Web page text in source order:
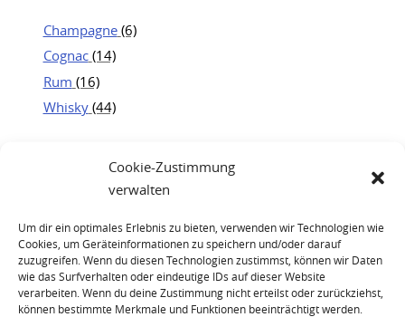
Cookie-Zustimmung
verwalten
Um dir ein optimales Erlebnis zu bieten, verwenden wir Technologien wie
Cookies, um Geräteinformationen zu speichern und/oder darauf
zuzugreifen. Wenn du diesen Technologien zustimmst, können wir Daten
wie das Surfverhalten oder eindeutige IDs auf dieser Website
verarbeiten. Wenn du deine Zustimmung nicht erteilst oder zurückziehst,
können bestimmte Merkmale und Funktionen beeinträchtigt werden.
Champagne (6)
Cognac (14)
Rum (16)
Whisky (44)